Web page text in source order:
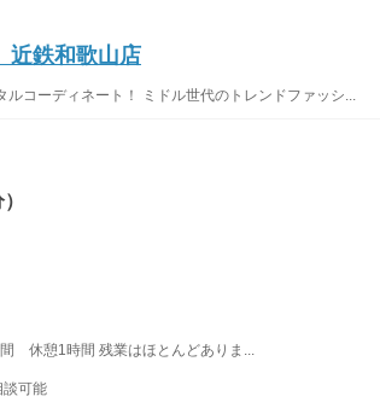
鉄和歌山店
コーディネート！ ミドル世代のトレンドファッシ...
休憩1時間 残業はほとんどありま...
可能